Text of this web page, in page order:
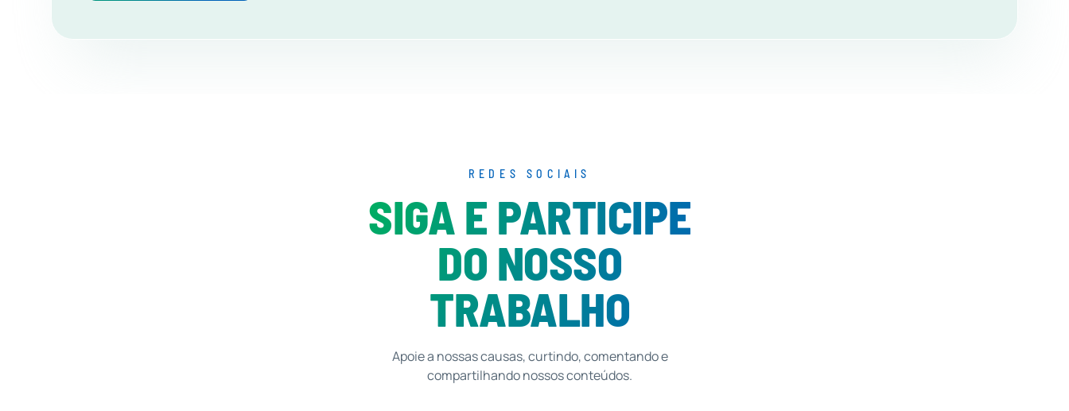
REDES SOCIAIS
SIGA E PARTICIPE
DO NOSSO
TRABALHO
Apoie a nossas causas, curtindo, comentando e
compartilhando nossos conteúdos.